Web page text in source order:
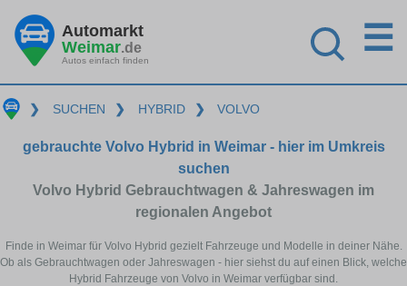
Automarkt
Weimar.de
Autos einfach finden
☰
❯ SUCHEN ❯ HYBRID ❯ VOLVO
gebrauchte Volvo Hybrid in Weimar - hier im Umkreis
suchen
Volvo Hybrid Gebrauchtwagen & Jahreswagen im
regionalen Angebot
Finde in Weimar für Volvo Hybrid gezielt Fahrzeuge und Modelle in deiner Nähe.
Ob als Gebrauchtwagen oder Jahreswagen - hier siehst du auf einen Blick, welche
Hybrid Fahrzeuge von Volvo in Weimar verfügbar sind.